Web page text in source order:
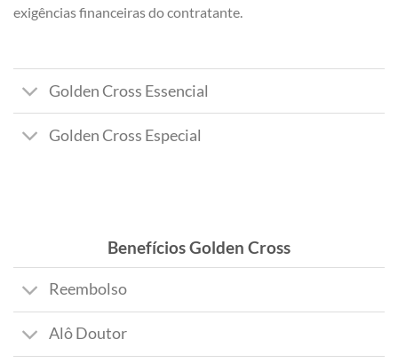
exigências financeiras do contratante.
Golden Cross Essencial
Golden Cross Especial
Benefícios Golden Cross
Reembolso
Alô Doutor